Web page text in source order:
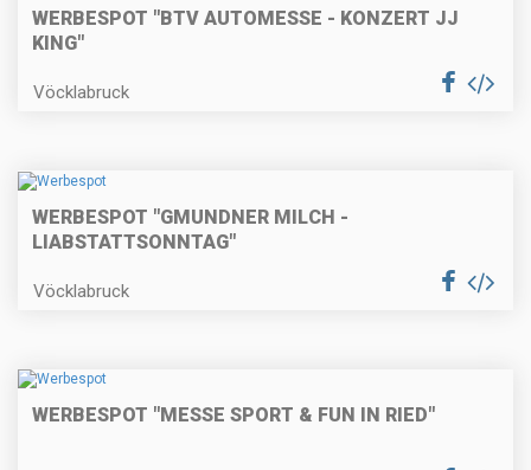
WERBESPOT "BTV AUTOMESSE - KONZERT JJ
KING"
Vöcklabruck
WERBESPOT "GMUNDNER MILCH -
LIABSTATTSONNTAG"
Vöcklabruck
WERBESPOT "MESSE SPORT & FUN IN RIED"